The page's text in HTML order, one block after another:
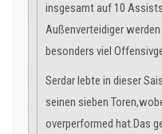
insgesamt auf 10
Außenverteidiger
besonders viel
Serdar lebte in dieser
seinen sieben
overperformed hat.Das